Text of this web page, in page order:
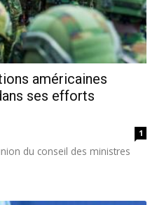
américaines
ses efforts
1
du conseil des ministres